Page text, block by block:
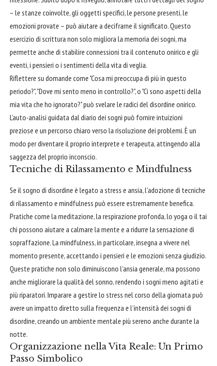
– le stanze coinvolte, gli oggetti specifici, le persone presenti, le
emozioni provate – può aiutare a decifrarne il significato. Questo
esercizio di scrittura non solo migliora la memoria dei sogni, ma
permette anche di stabilire connessioni tra il contenuto onirico e gli
eventi, i pensieri o i sentimenti della vita di veglia.
Riflettere su domande come "Cosa mi preoccupa di più in questo
periodo?", "Dove mi sento meno in controllo?", o "Ci sono aspetti della
mia vita che ho ignorato?" può svelare le radici del disordine onirico.
L’auto-analisi guidata dal diario dei sogni può fornire intuizioni
preziose e un percorso chiaro verso la risoluzione dei problemi. È un
modo per diventare il proprio interprete e terapeuta, attingendo alla
saggezza del proprio inconscio.
Tecniche di Rilassamento e Mindfulness
Se il sogno di disordine è legato a stress e ansia, l’adozione di tecniche
di rilassamento e mindfulness può essere estremamente benefica.
Pratiche come la meditazione, la respirazione profonda, lo yoga o il tai
chi possono aiutare a calmare la mente e a ridurre la sensazione di
sopraffazione. La mindfulness, in particolare, insegna a vivere nel
momento presente, accettando i pensieri e le emozioni senza giudizio.
Queste pratiche non solo diminuiscono l’ansia generale, ma possono
anche migliorare la qualità del sonno, rendendo i sogni meno agitati e
più riparatori. Imparare a gestire lo stress nel corso della giornata può
avere un impatto diretto sulla frequenza e l’intensità dei sogni di
disordine, creando un ambiente mentale più sereno anche durante la
notte.
Organizzazione nella Vita Reale: Un Primo
Passo Simbolico